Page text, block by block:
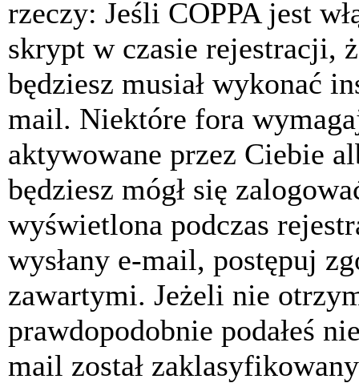
rzeczy: Jeśli COPPA jest
skrypt w czasie rejestracji,
będziesz musiał wykonać
mail. Niektóre fora
aktywowane przez Ciebie
będziesz mógł się
wyświetlona podczas
wysłany e-mail, postępuj
zawartymi. Jeżeli nie
prawdopodobnie podałeś
mail został